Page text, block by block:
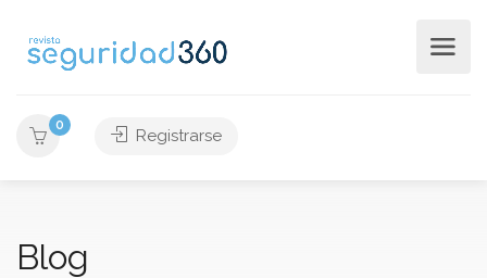
0
Registrarse
Blog